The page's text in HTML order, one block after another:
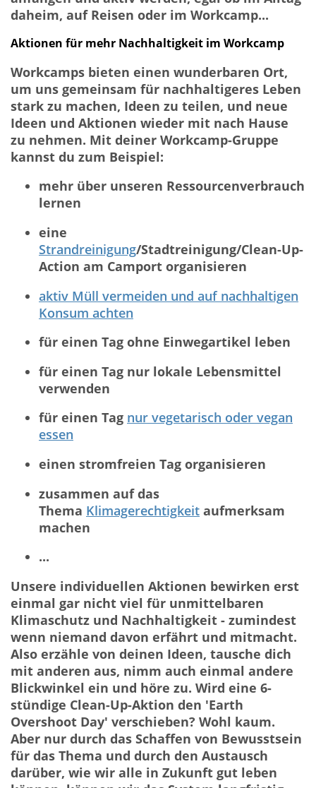
daheim, auf Reisen oder im Workcamp...
Aktionen für mehr Nachhaltigkeit im Workcamp
Workcamps bieten einen wunderbaren Ort,
um uns gemeinsam für nachhaltigeres Leben
stark zu machen, Ideen zu teilen, und neue
Ideen und Aktionen wieder mit nach Hause
zu nehmen. Mit deiner Workcamp-Gruppe
kannst du zum Beispiel:
mehr über unseren Ressourcenverbrauch
lernen
eine
Strandreinigung/Stadtreinigung/Clean-Up-
Action am Camport organisieren
aktiv Müll vermeiden und auf nachhaltigen
Konsum achten
für einen Tag ohne Einwegartikel leben
für einen Tag nur lokale Lebensmittel
verwenden
für einen Tag nur vegetarisch oder vegan
essen
einen stromfreien Tag organisieren
zusammen auf das
Thema Klimagerechtigkeit aufmerksam
machen
...
Unsere individuellen Aktionen bewirken erst
einmal gar nicht viel für unmittelbaren
Klimaschutz und Nachhaltigkeit - zumindest
wenn niemand davon erfährt und mitmacht.
Also erzähle von deinen Ideen, tausche dich
mit anderen aus, nimm auch einmal andere
Blickwinkel ein und höre zu. Wird eine 6-
stündige Clean-Up-Aktion den 'Earth
Overshoot Day' verschieben? Wohl kaum.
Aber nur durch das Schaffen von Bewusstsein
für das Thema und durch den Austausch
darüber, wie wir alle in Zukunft gut leben